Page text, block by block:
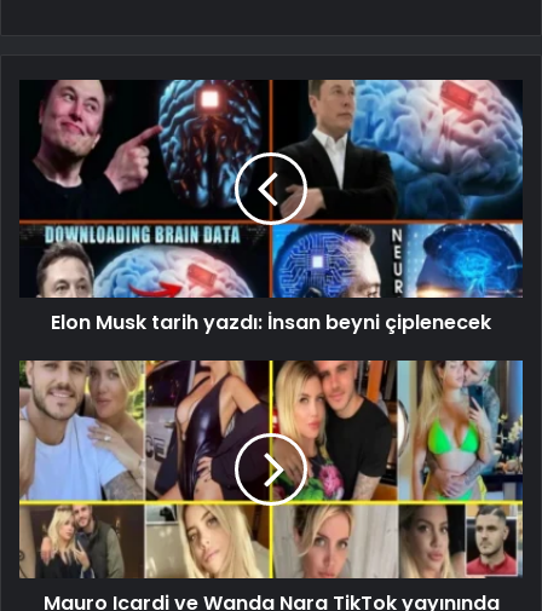
Elon Musk tarih yazdı: İnsan beyni çiplenecek
Mauro Icardi ve Wanda Nara TikTok yayınında